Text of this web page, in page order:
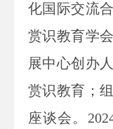
化国际交流
赏识教育学
展中心创办
赏识教育；
座谈会。